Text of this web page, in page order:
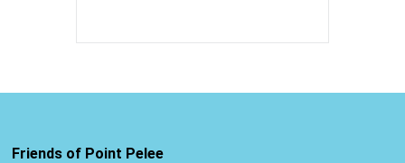
Friends of Point Pelee